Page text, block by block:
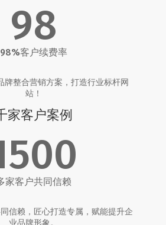
98
98%客户续费率
牌整合营销方案，打造行业标杆网
站！
家客户案例
家客户共同信赖
信赖，匠心打造专属，赋能提升企
业品牌形象。